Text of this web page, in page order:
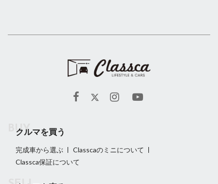
クルマを買う
完成車から選ぶ
Classcaのミニについて
Classca保証について